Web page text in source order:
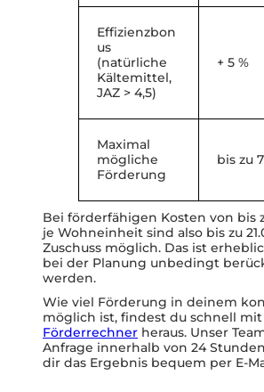
Effizienzbon
us
(natürliche
Kältemittel,
JAZ > 4,5)
+ 5 %
Maximal
mögliche
Förderung
bis zu
Bei förderfähigen Kosten von bis
je Wohneinheit sind also bis zu
Zuschuss möglich. Das ist
bei der Planung unbedingt
werden.
Wie viel Förderung in deinem
möglich ist, findest du schnell
Förderrechner heraus. Unser
Anfrage innerhalb von 24
dir das Ergebnis bequem per E-